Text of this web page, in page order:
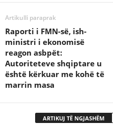
Artikulli paraprak
Raporti i FMN-së, ish-
ministri i ekonomisë
reagon asbpët:
Autoriteteve shqiptare u
është kërkuar me kohë të
marrin masa
ARTIKUJ TË NGJASHËM